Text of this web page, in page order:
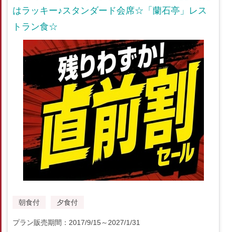
はラッキー♪スタンダード会席☆「蘭石亭」レス
トラン食☆
朝食付 夕食付
プラン販売期間：2017/9/15～2027/1/31